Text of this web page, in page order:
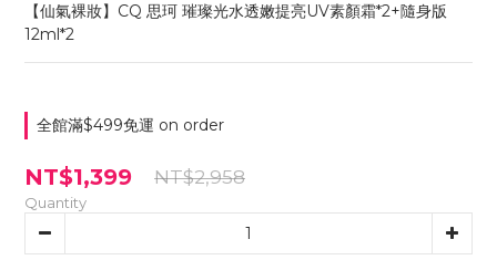
【仙氣裸妝】CQ 思珂 璀璨光水透嫩提亮UV素顏霜*2+隨身版
12ml*2
全館滿$499免運 on order
NT$1,399 NT$2,958
Quantity